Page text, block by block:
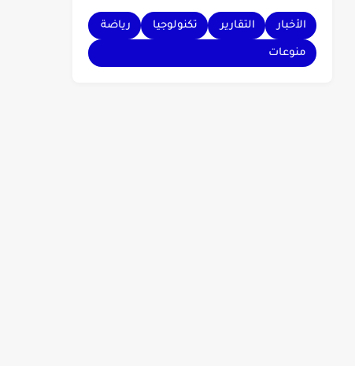
الأخبار التقارير تكنولوجيا رياضة
منوعات